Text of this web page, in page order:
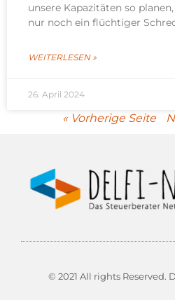
unsere Kapazitäten so
nur noch ein flüchtiger
WEITERLESEN »
26. April 2024
« Vorherige Seite
© 2021 All rights Reserved.